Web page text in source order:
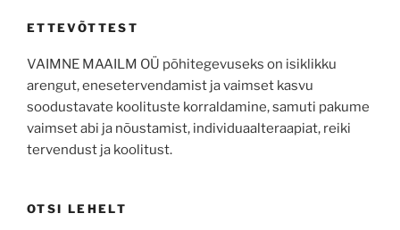
ETTEVÕTTEST
VAIMNE MAAILM OÜ põhitegevuseks on isiklikku
arengut, enesetervendamist ja vaimset kasvu
soodustavate koolituste korraldamine, samuti pakume
vaimset abi ja nõustamist, individuaalteraapiat, reiki
tervendust ja koolitust.
OTSI LEHELT